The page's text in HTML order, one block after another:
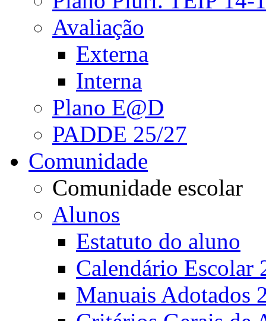
Avaliação
Externa
Interna
Plano E@D
PADDE 25/27
Comunidade
Comunidade escolar
Alunos
Estatuto do aluno
Calendário Escolar
Manuais Adotados